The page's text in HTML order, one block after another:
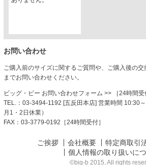
お問い合わせ
ご購入前のサイズに関するご質問や、ご購入後の
までお問い合わせください。
ビッグ・ビー お問い合わせフォーム >> ［24時間受
TEL.：03-3494-1192 [五反田本店] 営業時間 10:30
月1・2日休業）
FAX：03-3779-0192［24時間受付］
ご挨拶 会社概要
特定商取引
個人情報の取り扱いに
©big-b 2015, All rights